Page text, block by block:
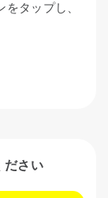
タップし、
ださい